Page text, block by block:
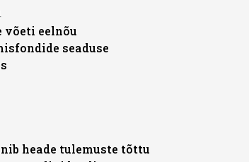
võeti eelnõu
seaduse
heade tulemuste tõttu